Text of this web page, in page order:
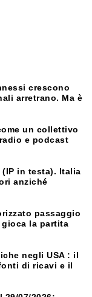
crescono
arretrano. Ma è
un collettivo
e podcast
(IP in testa). Italia
anziché
passaggio
gioca la partita
negli USA : il
di ricavi e il